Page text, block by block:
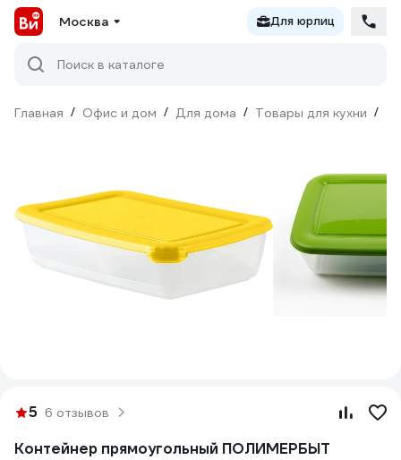
Москва Для юрлиц
Поиск в каталоге
Главная / Офис и дом / Для дома / Товары для кухни /
5 6 отзывов
Контейнер прямоугольный ПОЛИМЕРБЫТ